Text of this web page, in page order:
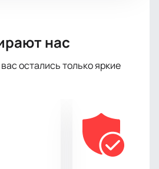
нас
остались только яркие